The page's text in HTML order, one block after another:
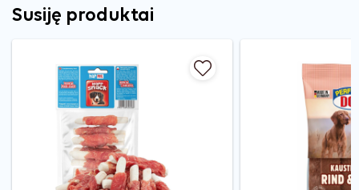
Susiję produktai